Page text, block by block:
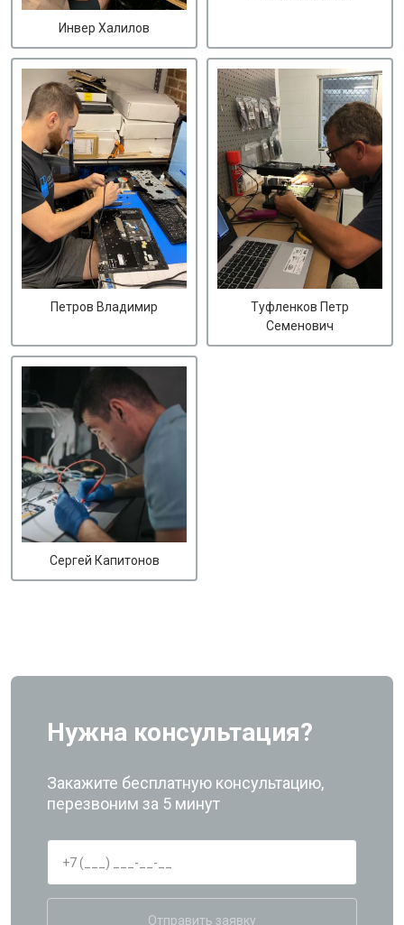
Инвер Халилов
Петров Владимир
Туфленков Петр
Семенович
Сергей Капитонов
Нужна консультация?
Закажите бесплатную консультацию,
перезвоним за 5 минут
Отправить заявку